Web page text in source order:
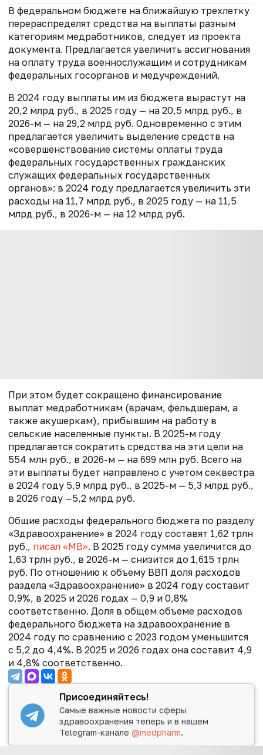
В федеральном бюджете на ближайшую трехлетку
перераспределят средства на выплаты разным
категориям медработников, следует из проекта
документа. Предлагается увеличить ассигнования
на оплату труда военнослужащим и сотрудникам
федеральных госорганов и медучреждений.
В 2024 году выплаты им из бюджета вырастут на
20,2 млрд руб., в 2025 году — на 20,5 млрд руб., в
2026-м — на 29,2 млрд руб. Одновременно с этим
предлагается увеличить выделение средств на
«совершенствование системы оплаты труда
федеральных государственных гражданских
служащих федеральных государственных
органов»: в 2024 году предлагается увеличить эти
расходы на 11,7 млрд руб., в 2025 году — на 11,5
млрд руб., в 2026-м — на 12 млрд руб.
При этом будет сокращено финансирование
выплат медработникам (врачам, фельдшерам, а
также акушеркам), прибывшим на работу в
сельские населенные пункты. В 2025-м году
предлагается сократить средства на эти цели на
554 млн руб., в 2026-м — на 699 млн руб. Всего на
эти выплаты будет направлено с учетом секвестра
в 2024 году 5,9 млрд руб., в 2025-м — 5,3 млрд руб.,
в 2026 году —5,2 млрд руб.
Общие расходы федерального бюджета по разделу
«Здравоохранение» в 2024 году составят 1,62 трлн
руб., писал «МВ». В 2025 году сумма увеличится до
1,63 трлн руб., в 2026-м — снизится до 1,615 трлн
руб. По отношению к объему ВВП доля расходов
раздела «Здравоохранение» в 2024 году составит
0,9%, в 2025 и 2026 годах — 0,9 и 0,8%
соответственно. Доля в общем объеме расходов
федерального бюджета на здравоохранение в
2024 году по сравнению с 2023 годом уменьшится
с 5,2 до 4,4%. В 2025 и 2026 годах она составит 4,9
и 4,8% соответственно.
Присоединяйтесь!
Самые важные новости сферы
здравоохранения теперь и в нашем
Telegram-канале@medpharm.